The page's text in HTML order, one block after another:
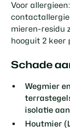
Voor
mieren-residu
hooguit 2 keer
Schade
Wegmier
isolatie
Houtmier